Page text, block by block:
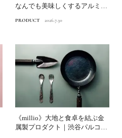
なんでも美味しくするアルミ鋳
PRODUCT 2026.7.30
《millio》大地と食卓を結ぶ金
属製プロダクト｜渋谷パルコ